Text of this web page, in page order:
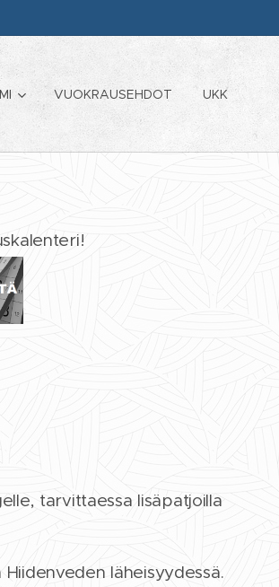
VUOKRAUSEHDOT UKK
tarvittaessa lisäpatjoilla
läheisyydessä.